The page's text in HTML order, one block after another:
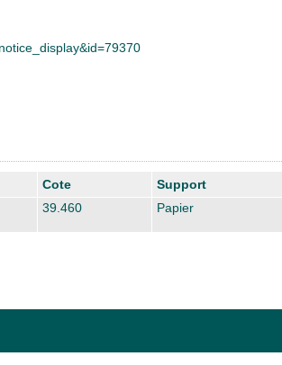
Cote Support
39.460 Papier